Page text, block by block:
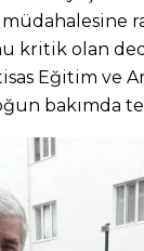
kritik olan
Eğitim ve
bakımda